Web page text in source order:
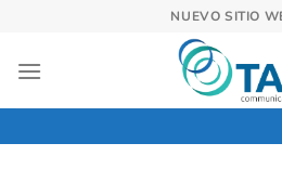
contenido
NUEVO SITIO